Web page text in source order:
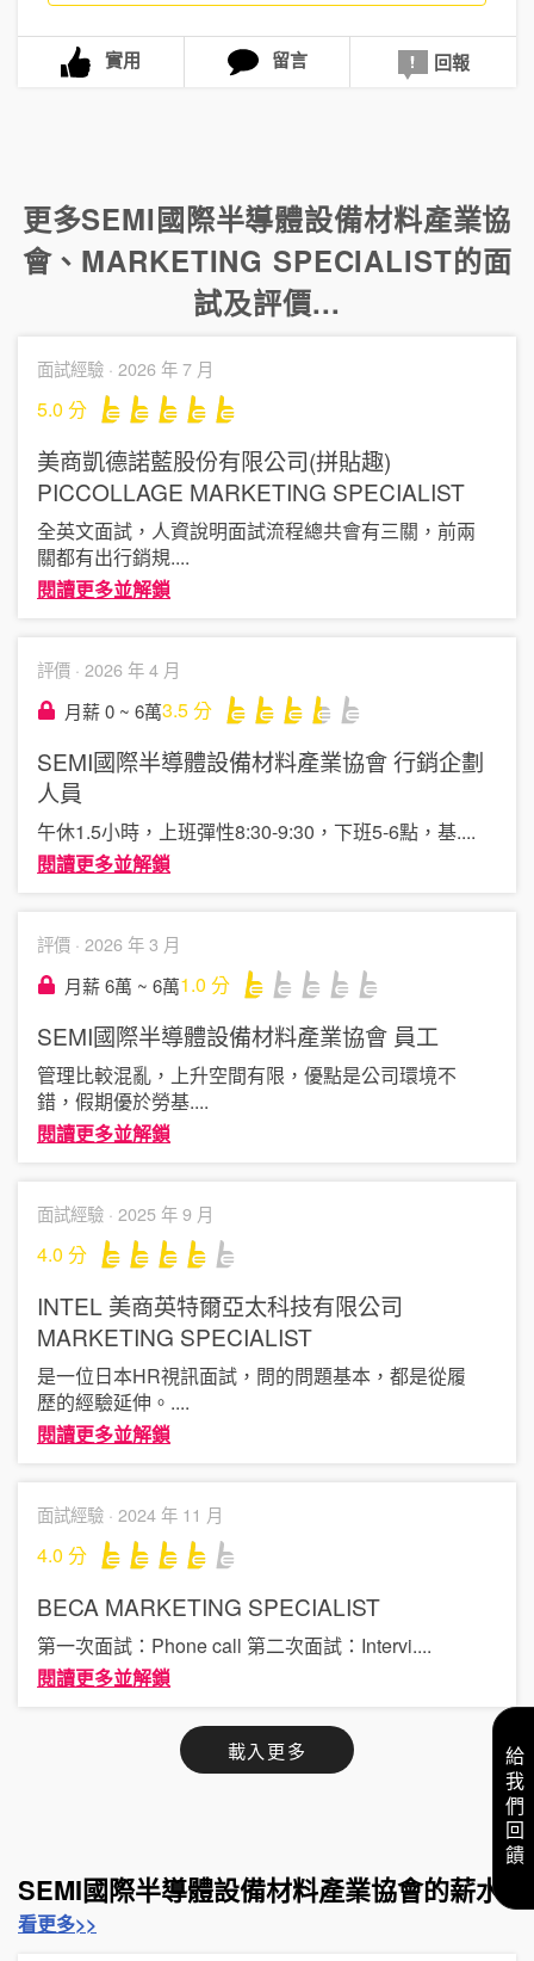
實用 留言 回報
更多SEMI國際半導體設備材料產業協
會、 MARKETING SPECIALIST的面
試及評價...
面試經驗 · 2026 年 7 月
5.0 分
美商凱德諾藍股份有限公司(拼貼趣)
PICCOLLAGE MARKETING SPECIALIST
全英文面試，人資說明面試流程總共會有三關，前兩
關都有出行銷規....
閱讀更多並解鎖
評價 · 2026 年 4 月
月薪 0 ~ 6萬3.5分
SEMI國際半導體設備材料產業協會行銷企劃
人員
午休1.5小時，上班彈性8:30-9:30，下班5-6點，基....
閱讀更多並解鎖
評價 · 2026 年 3 月
月薪 6萬 ~ 6萬1.0 分
SEMI國際半導體設備材料產業協會 員工
管理比較混亂，上升空間有限，優點是公司環境不
錯，假期優於勞基....
閱讀更多並解鎖
面試經驗 · 2025 年 9 月
4.0 分
INTEL 美商英特爾亞太科技有限公司
MARKETING SPECIALIST
是一位日本HR視訊面試，問的問題基本，都是從履
歷的經驗延伸。 ....
閱讀更多並解鎖
面試經驗 · 2024 年 11 月
4.0 分
BECA MARKETING SPECIALIST
第一次面試：Phone call 第二次面試：Intervi....
閱讀更多並解鎖
載入更多
SEMI國際半導體設備材料產業協會的薪水
看更多>>
給我們回饋